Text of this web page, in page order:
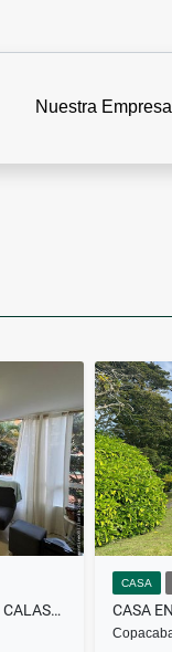
Nuestra Empresa
APARTAMENTO EN VENTA EN CALASANZ
CASA
CASA